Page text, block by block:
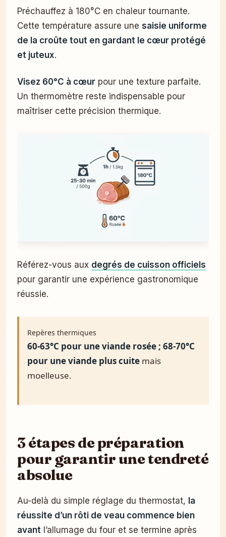
Préchauffez à 180°C en chaleur tournante.
Cette température assure une saisie uniforme
de la croûte tout en gardant le cœur protégé
et juteux.
Visez 60°C à cœur pour une texture parfaite.
Un thermomètre reste indispensable pour
maîtriser cette précision thermique.
Référez-vous aux degrés de cuisson officiels
pour garantir une expérience gastronomique
réussie.
Repères thermiques
60-63°C pour une viande rosée ; 68-70°C
pour une viande plus cuite mais
moelleuse.
3 étapes de préparation
pour garantir une tendreté
absolue
Au-delà du simple réglage du thermostat, la
réussite d’un rôti de veau commence bien
avant l’allumage du four et se termine après